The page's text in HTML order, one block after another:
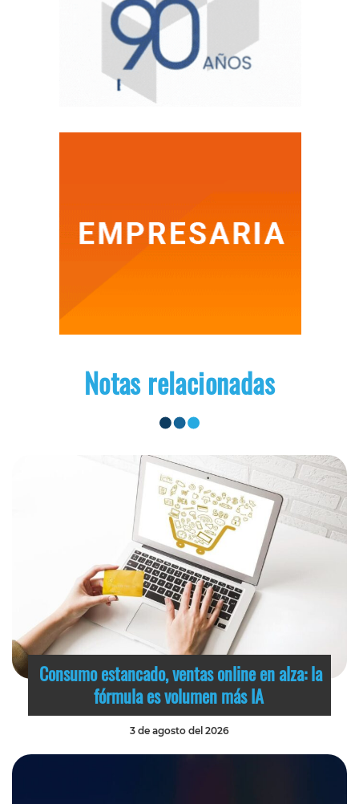
Notas relacionadas
Consumo estancado, ventas online en alza: la
fórmula es volumen más IA
3 de agosto del 2026